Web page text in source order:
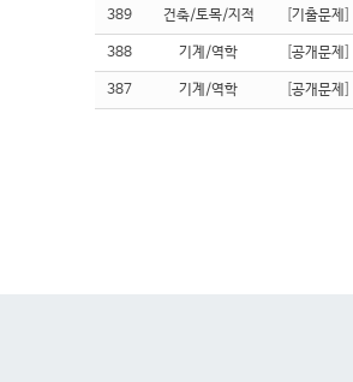
389 건축/토목/지적 기출문제
388 기계/역학 공개문제
387 기계/역학 공개문제